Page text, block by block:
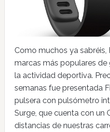
Como muchos ya sabréis,
marcas más populares
la actividad deportiva.
semanas fue presentada
pulsera con pulsómetro
Surge, que cuenta con un
distancias de nuestras